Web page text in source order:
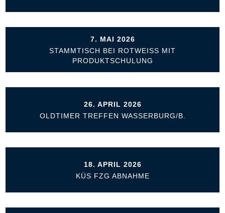
7. MAI 2026
STAMMTISCH BEI ROTWEISS MIT
PRODUKTSCHULUNG
26. APRIL 2026
OLDTIMER TREFFEN WASSERBURG/B.
18. APRIL 2026
KÜS FZG ABNAHME